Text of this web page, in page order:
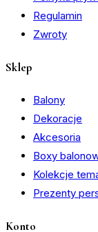
Regulamin
Zwroty
Sklep
Balony
Dekoracje
Akcesoria
Boxy
Kolekcje
Prezenty
Konto